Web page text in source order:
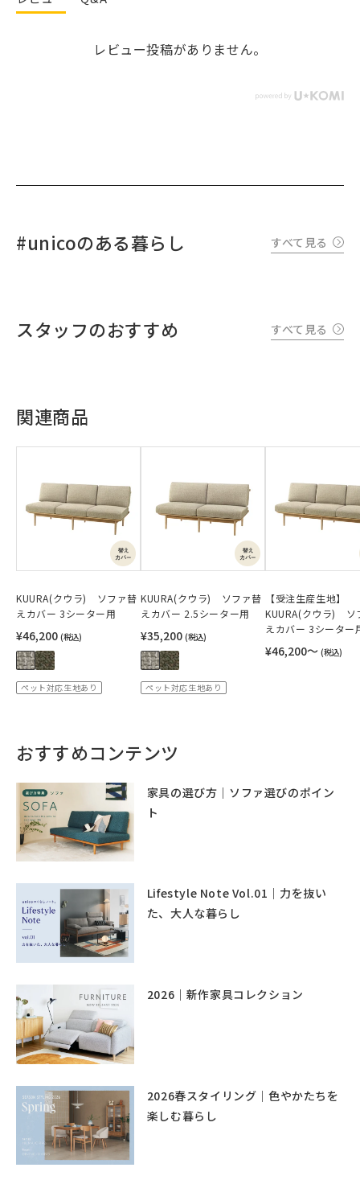
レビュー投稿がありません。
#unicoのある暮らし すべて見る
スタッフのおすすめ すべて見る
関連商品
KUURA(クウラ) ソファ替
えカバー 3シーター用
¥46,200 (税込)
ペット対応生地あり
KUURA(クウラ) ソファ替
えカバー 2.5シーター用
¥35,200 (税込)
ペット対応生地あり
【受注生産生地】
KUURA(クウラ) ソ
えカバー 3シーター
¥46,200〜 (税込)
おすすめコンテンツ
家具の選び方｜ソファ選びのポイン
ト
Lifestyle Note Vol.01｜力を抜い
た、大人な暮らし
2026｜新作家具コレクション
2026春スタイリング｜色やかたちを
楽しむ暮らし